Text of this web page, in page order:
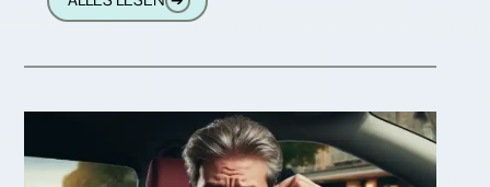
Hörgeräte. Ich habe eine